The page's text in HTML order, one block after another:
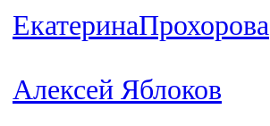
ЕкатеринаПрохорова
Алексей Яблоков